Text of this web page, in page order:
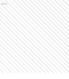
Ads